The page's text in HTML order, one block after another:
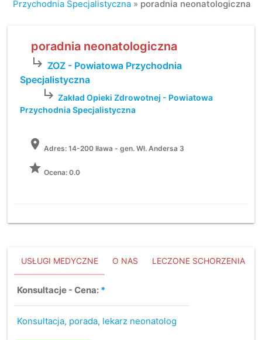
Przychodnia Specjalistyczna » poradnia neonatologiczna
poradnia neonatologiczna
subdirectory_arrow_right ZOZ - Powiatowa Przychodnia
Specjalistyczna
subdirectory_arrow_right Zakład Opieki Zdrowotnej - Powiatowa
Przychodnia Specjalistyczna
location_on Adres:14-200 Iława - gen. Wł. Andersa 3
grade Ocena: 0.0
USŁUGI MEDYCZNE O NAS LECZONE SCHORZENIA
Konsultacje - Cena: *
Konsultacja, porada, lekarz neonatolog